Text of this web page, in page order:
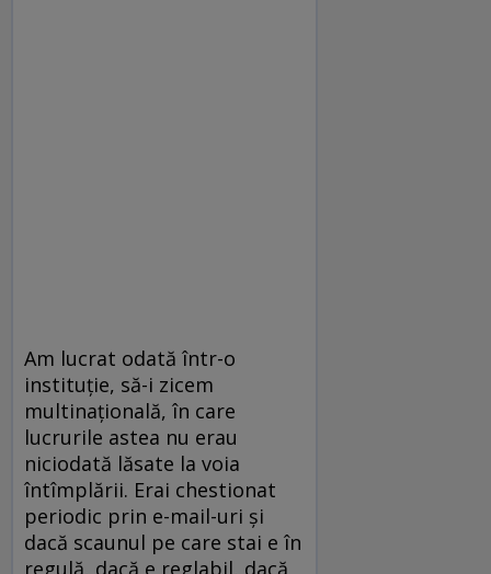
Am lucrat odată într-o
instituție, să-i zicem
multinațională, în care
lucrurile astea nu erau
niciodată lăsate la voia
întîmplării. Erai chestionat
periodic prin e-mail-uri și
dacă scaunul pe care stai e în
regulă, dacă e reglabil, dacă